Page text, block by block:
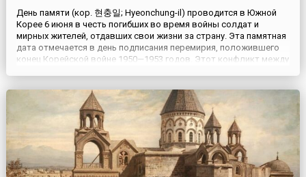
День памяти (кор. 현충일; Hyeonchung-il) проводится в Южной
Корее 6 июня в честь погибших во время войны солдат и
мирных жителей, отдавших свои жизни за страну. Эта памятная
дата отмечается в день подписания перемирия, положившего
конец Корейской войне 1950—1953 годов. Этот конфликт между